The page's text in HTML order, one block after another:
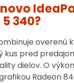
5 340?
overenú
kus pred
dielov. O
Radeon